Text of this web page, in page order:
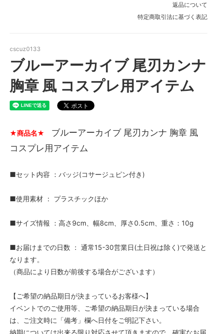
返品について
特定商取引法に基づく表記
cscuz0133
ブルーアーカイブ 尾刃カンナ
胸章 風 コスプレ用アイテム
★商品名★
ブルーアーカイブ 尾刃カンナ 胸章 風
コスプレ用アイテム
■セット内容 ：バッジ(コサージュピン付き)
■使用素材 ： プラスチックほか
■サイズ情報 ：高さ9cm、幅8cm、厚さ0.5cm、重さ：10g
■お届けまでの日数 ： 通常15-30営業日(土日祝は除く)で発送と
なります。
（商品により日数が前後する場合がございます）
【ご希望の納品期日が決まっているお客様へ】
イベントでのご使用等、ご希望の納品期日が決まっている場合
は、ご注文時に「備考」欄へ日付をご明記下さい。
納期については出来る限り対応させて頂きますので、確実なお届